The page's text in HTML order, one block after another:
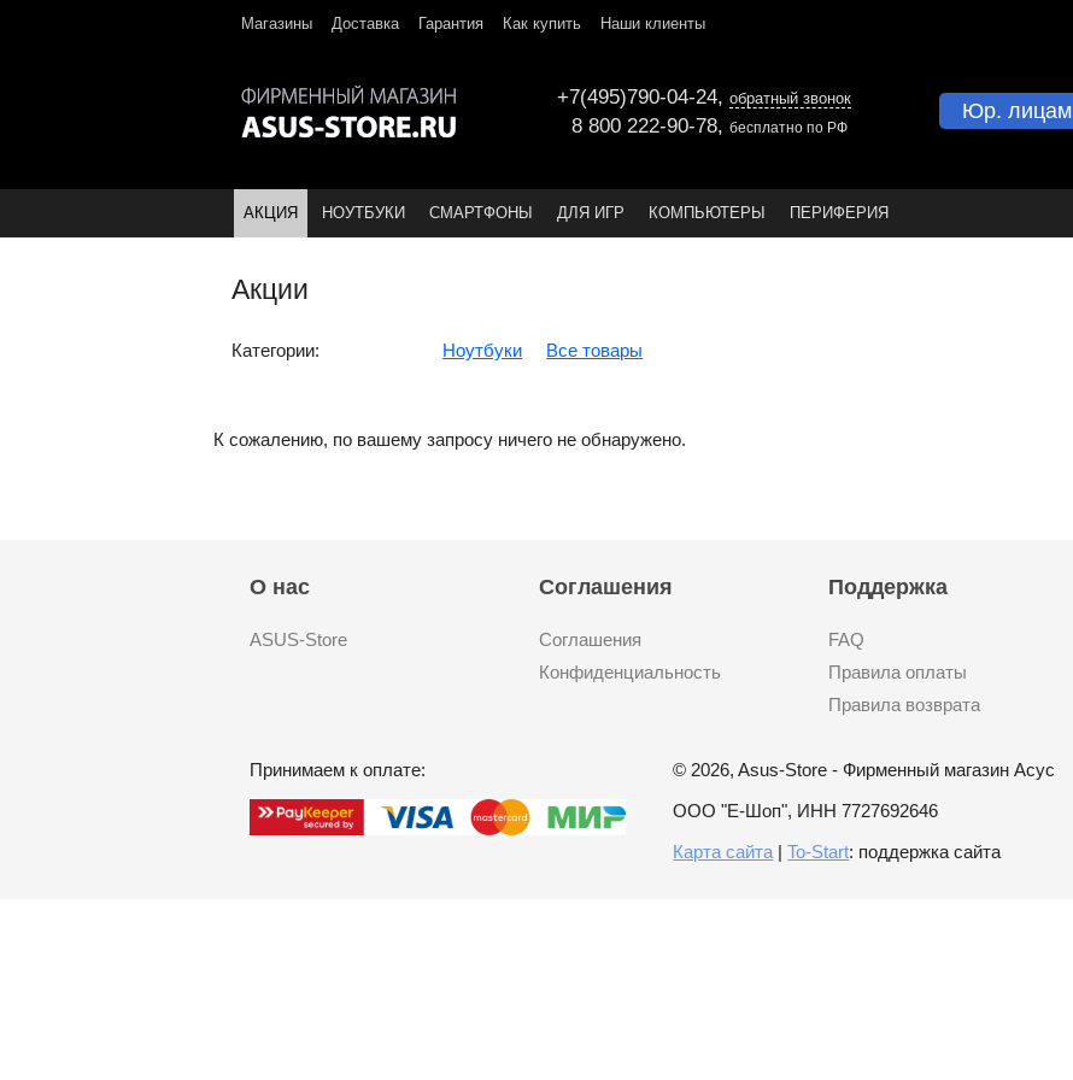
Магазины Доставка Гарантия Как купить Наши клиенты
+7(495)790-04-24, обратный звонок
8 800 222-90-78, бесплатно по РФ
Юр. лицам
АКЦИЯ НОУТБУКИ СМАРТФОНЫ ДЛЯ ИГР КОМПЬЮТЕРЫ ПЕРИФЕРИЯ
Акции
Категории: Ноутбуки Все товары
К сожалению, по вашему запросу ничего не обнаружено.
О нас
ASUS-Store
Соглашения
Соглашения
Конфиденциальность
Поддержка
FAQ
Правила оплаты
Правила возврата
Принимаем к оплате:
© 2026, Asus-Store - Фирменный магазин Асус
ООО "Е-Шоп", ИНН 7727692646
Карта сайта |To-Start: поддержка сайта